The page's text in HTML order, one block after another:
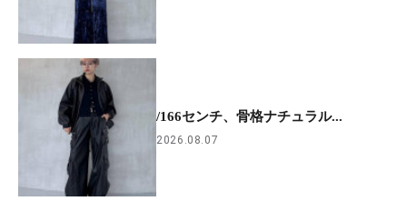
/166センチ、骨格ナチュラル...
2026.08.07